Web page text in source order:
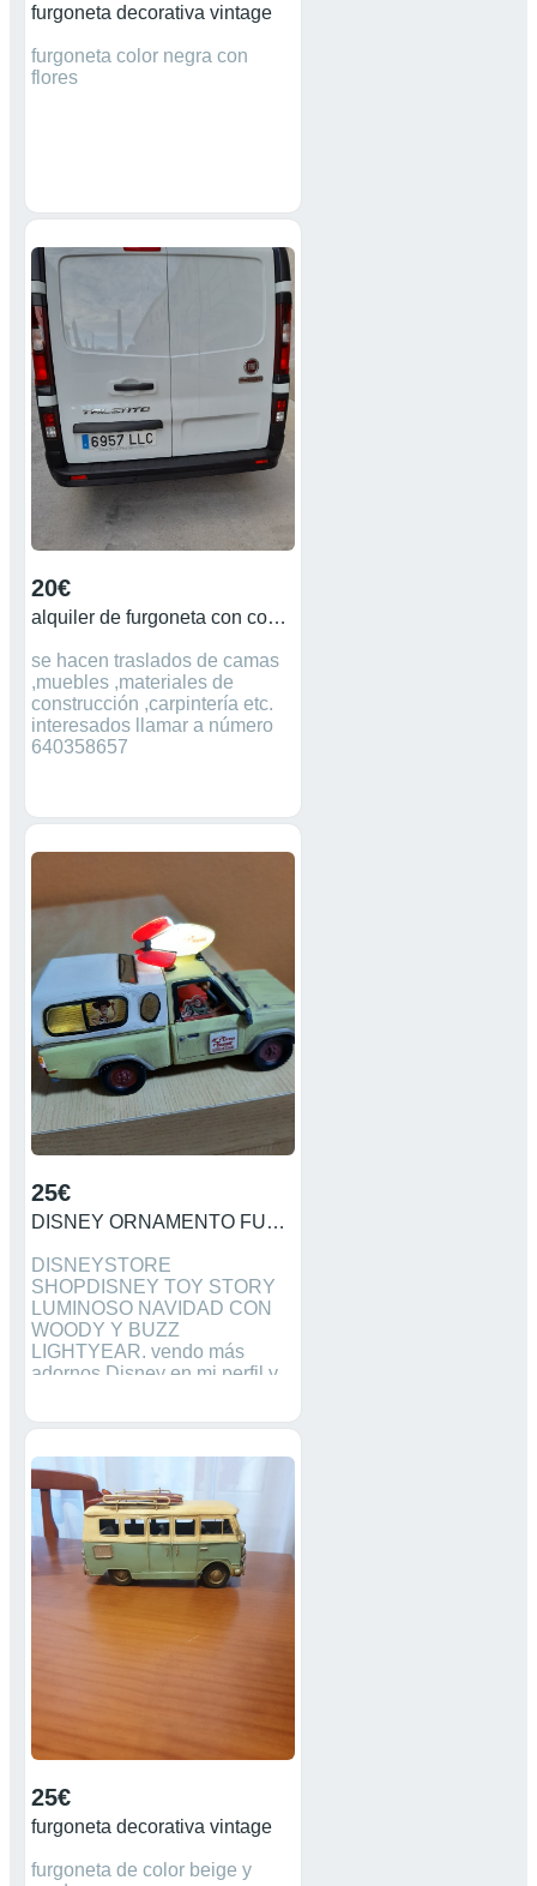
furgoneta decorativa vintage
furgoneta color negra con
flores
20€
alquiler de furgoneta con conductor
se hacen traslados de camas
,muebles ,materiales de
construcción ,carpintería etc.
interesados llamar a número
640358657
25€
DISNEY ORNAMENTO FURGONETA PLANET EXPRESS ADORNO
DISNEYSTORE
SHOPDISNEY TOY STORY
LUMINOSO NAVIDAD CON
WOODY Y BUZZ
LIGHTYEAR. vendo más
adornos Disney en mi perfil y
25€
furgoneta decorativa vintage
furgoneta de color beige y